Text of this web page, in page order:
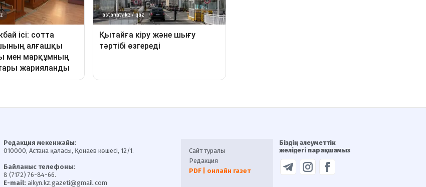
Редакция мекенжайы:
010000, Астана қаласы, Қонаев көшесі, 12/1.
Байланыс телефоны:
8 (7172) 76-84-66.
E-mail: aikyn.kz.gazeti@gmail.com
Сайт туралы
Редакция
PDF | онлайн газет
Біздің әлеуметтік
желідегі парақшамыз